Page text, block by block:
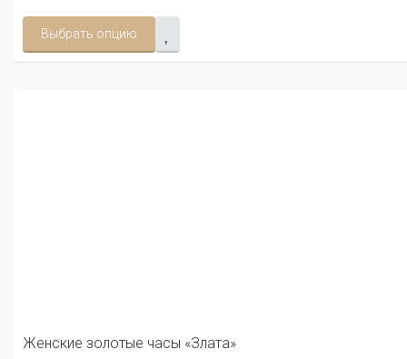
Выбрать опцию
Женские золотые часы «Злата»